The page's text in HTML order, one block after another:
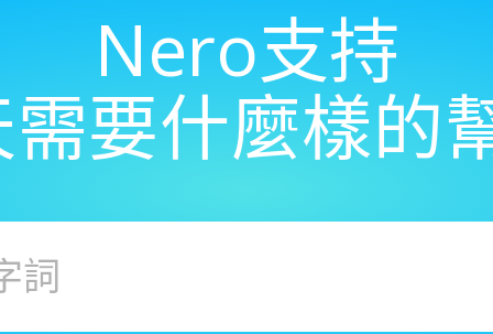
Nero支持
要什麼樣的